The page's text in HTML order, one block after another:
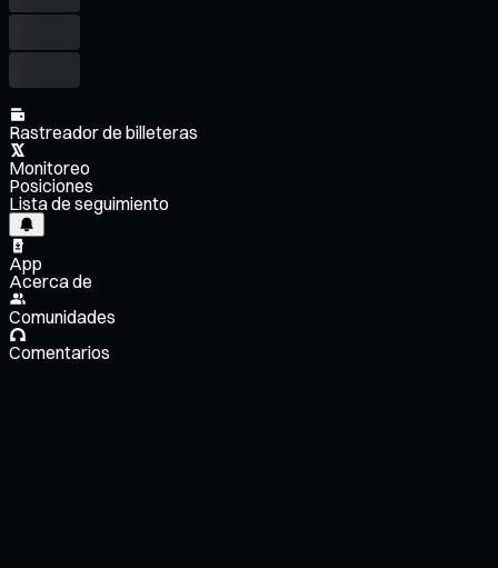
Rastreador de billeteras
Monitoreo
Posiciones
Lista de seguimiento
App
Acerca de
Comunidades
Comentarios